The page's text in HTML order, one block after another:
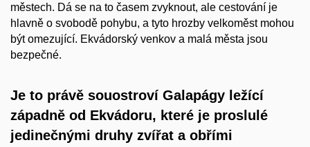
městech. Dá se na to časem zvyknout, ale cestování je
hlavně o svobodě pohybu, a tyto hrozby velkoměst mohou
být omezující. Ekvádorský venkov a malá města jsou
bezpečné.
Je to právě souostroví Galapágy ležící
západně od Ekvádoru, které je proslulé
jedinečnými druhy zvířat a obřími